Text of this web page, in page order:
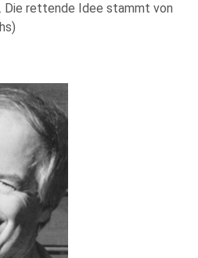
Die rettende Idee stammt von